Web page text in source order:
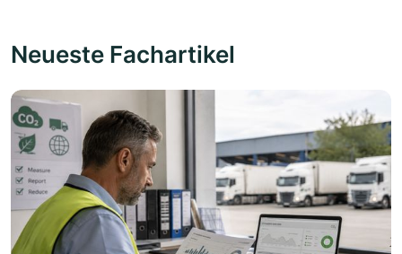
Neueste Fachartikel